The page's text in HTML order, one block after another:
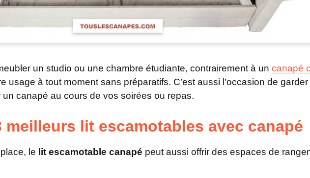
un studio ou une chambre étudiante, contrairement à un canapé
usage à tout moment sans préparatifs. C’est aussi l’occasion de
un canapé au cours de vos soirées ou repas.
lit escamotables avec canapé
le lit escamotable canapé peut aussi offrir des espaces de